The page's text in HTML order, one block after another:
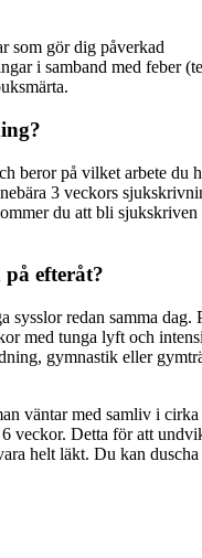
som gör dig påverkad
i samband med feber
beror på vilket arbete du
3 veckors
du att bli
efteråt?
sysslor redan samma dag.
med tunga lyft och
gymnastik eller
väntar med samliv i
veckor. Detta för att
helt läkt. Du kan duscha